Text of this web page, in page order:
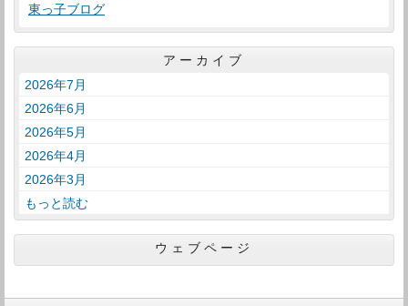
東っ子ブログ
アーカイブ
2026年7月
2026年6月
2026年5月
2026年4月
2026年3月
もっと読む
ウェブページ